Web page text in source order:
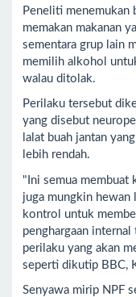
Peneliti menemukan
memakan makanan
sementara grup lain
memilih alkohol
walau ditolak.
Perilaku tersebut
yang disebut
lalat buah jantan
lebih rendah.
"Ini semua membuat
juga mungkin hewan
kontrol untuk
penghargaan
perilaku yang akan
seperti dikutip BBC,
Senyawa mirip NPF